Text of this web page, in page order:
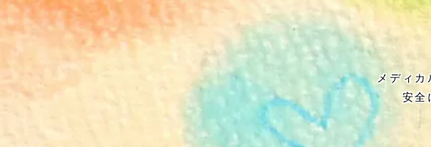
★アロマハ
★導きの階
メディカ
安全